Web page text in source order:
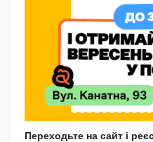
Переходьте на сайт і